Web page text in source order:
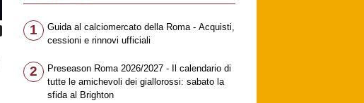
1
Guida al calciomercato della Roma - Acquisti,
cessioni e rinnovi ufficiali
2
Preseason Roma 2026/2027 - Il calendario di
tutte le amichevoli dei giallorossi: sabato la
sfida al Brighton